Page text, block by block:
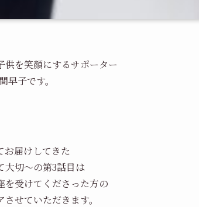
供を笑顔にするサポーター
早子です。
お届けしてきた
大切～の第3話目は
を受けてくださった方の
せていただきます。